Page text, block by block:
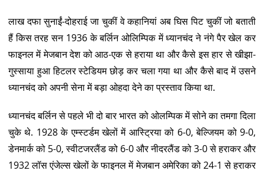
लाख दफा सुनाईं-दोहराई जा चुकीं वे कहानियां अब घिस पिट चुकीं जो बताती
हैं किस तरह सन 1936 के बर्लिन ओलिम्पिक में ध्यानचंद ने नंगे पैर खेल कर
फाइनल में मेजबान देश को आठ-एक से हराया था और कैसे इस हार से खीझा-
गुस्साया हुआ हिटलर स्टेडियम छोड़ कर चला गया था और कैसे बाद में उसने
ध्यानचंद को अपनी सेना में बड़ा ओहदा देने का प्रस्ताव किया था.
ध्यानचंद बर्लिन से पहले भी दो बार भारत को ओलम्पिक में सोने का तमगा दिला
चुके थे. 1928 के एम्स्टर्डम खेलों में आस्ट्रिया को 6-0, बेल्जियम को 9-0,
डेनमार्क को 5-0, स्वीटजरलैंड को 6-0 और नीदरलैंड को 3-0 से हराकर और
1932 लॉस एंजेल्स खेलों के फाइनल में मेजबान अमेरिका को 24-1 से हराकर